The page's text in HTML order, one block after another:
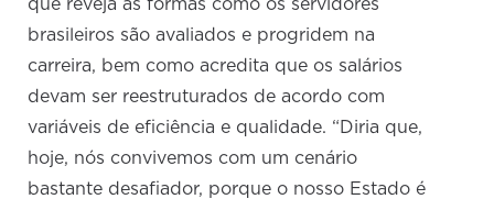
que reveja as formas como os servidores
brasileiros são avaliados e progridem na
carreira, bem como acredita que os salários
devam ser reestruturados de acordo com
variáveis de eficiência e qualidade. “Diria que,
hoje, nós convivemos com um cenário
bastante desafiador, porque o nosso Estado é